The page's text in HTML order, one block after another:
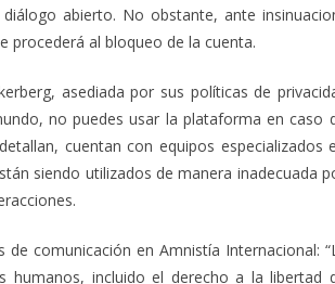
abierto. No obstante, ante
procederá al bloqueo de la cuenta.
asediada por sus políticas de
no puedes usar la plataforma en caso
cuentan con equipos
siendo utilizados de manera inadecuada
comunicación en Amnistía Internacional:
humanos, incluido el derecho a la libertad